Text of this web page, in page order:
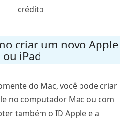
crédito
criar um novo Apple
iPad
do Mac, você pode criar
no computador Mac ou com
também o ID Apple e a